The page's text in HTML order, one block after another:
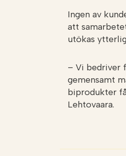
Ingen av
att
utökas
– Vi bedriver
gemensamt
biprodukter
Lehtovaara.